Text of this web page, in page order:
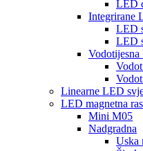
LED
Integrirane
LED
LED
Vodotijesna
Linearne LED
LED magnetna
Mini M05
Nadgradna
Uska